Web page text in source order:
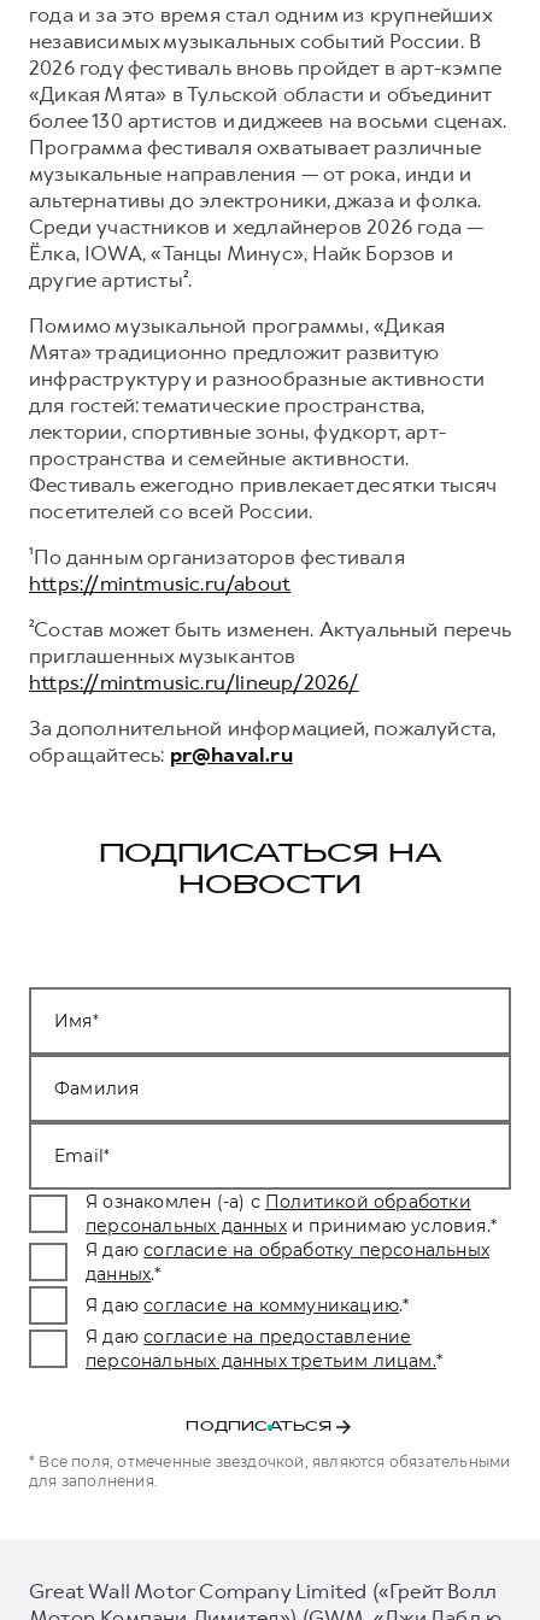
года и за это время стал одним из крупнейших
независимых музыкальных событий России. В
2026 году фестиваль вновь пройдет в арт-кэмпе
«Дикая Мята» в Тульской области и объединит
более 130 артистов и диджеев на восьми сценах.
Программа фестиваля охватывает различные
музыкальные направления — от рока, инди и
альтернативы до электроники, джаза и фолка.
Среди участников и хедлайнеров 2026 года —
Ёлка, IOWA, «Танцы Минус», Найк Борзов и
другие артисты².
Помимо музыкальной программы, «Дикая
Мята» традиционно предложит развитую
инфраструктуру и разнообразные активности
для гостей: тематические пространства,
лектории, спортивные зоны, фудкорт, арт-
пространства и семейные активности.
Фестиваль ежегодно привлекает десятки тысяч
посетителей со всей России.
¹По данным организаторов фестиваля
https://mintmusic.ru/about
²Состав может быть изменен. Актуальный перечь
приглашенных музыкантов
https://mintmusic.ru/lineup/2026/
За дополнительной информацией, пожалуйста,
обращайтесь: pr@haval.ru
ПОДПИСАТЬСЯ НА
НОВОСТИ
Имя
Фамилия
Email
Я ознакомлен (-а) с Политикой обработки
персональных данных и принимаю условия.*
Я даю согласие на обработку персональных
данных.*
Я даю согласие на коммуникацию.*
Я даю согласие на предоставление
персональных данных третьим лицам.*
ПОДПИСАТЬСЯ
* Все поля, отмеченные звездочкой, являются обязательными
для заполнения.
Great Wall Motor Company Limited («Грейт Волл